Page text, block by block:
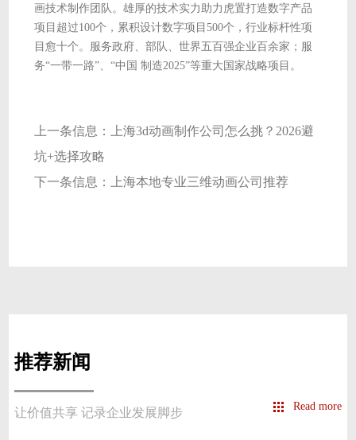
画技术制作团队。雄厚的技术实力助力虎置打造数字产品
项目超过100个，累积设计数字项目500个，行业标杆性项
目愈十个。服务政府、部队、世界五百强企业百余家；服
务“一带一路”、“中国 制造2025”等重大国家战略项目。
上一条信息：
上海3d动画制作公司怎么挑？2026避
坑+选择攻略
下一条信息：
上海本地专业三维动画公司推荐
推荐新闻
让价值共享 记录企业发展脚步 Read more